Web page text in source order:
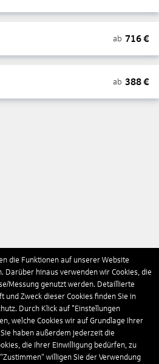
ab 716€
ab 388€
die Funktionen auf unserer Website
Darüber hinaus verwenden wir Cookies, die
Messung genutzt werden. Detaillierte
und Zweck dieser Cookies finden Sie in
Durch Klick auf "Einstellungen
welche Cookies wir auf Grundlage Ihrer
haben außerdem jederzeit die
die Ihrer Einwilligung bedürfen, zu
willigen Sie der Verwendung